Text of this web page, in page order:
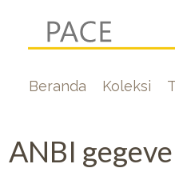
Beranda Koleksi
ANBI